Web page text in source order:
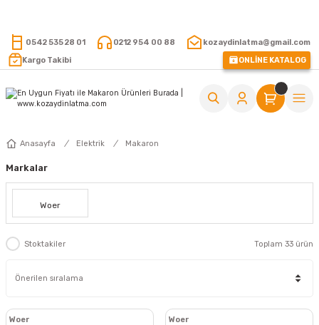
0542 535 28 01 0212 954 00 88
kozaydinlatma@gmail.com
Kargo Takibi
ONLİNE KATALOG
Anasayfa Elektrik Makaron
Markalar
Woer
Stoktakiler Toplam 33 ürün
Woer
Woer